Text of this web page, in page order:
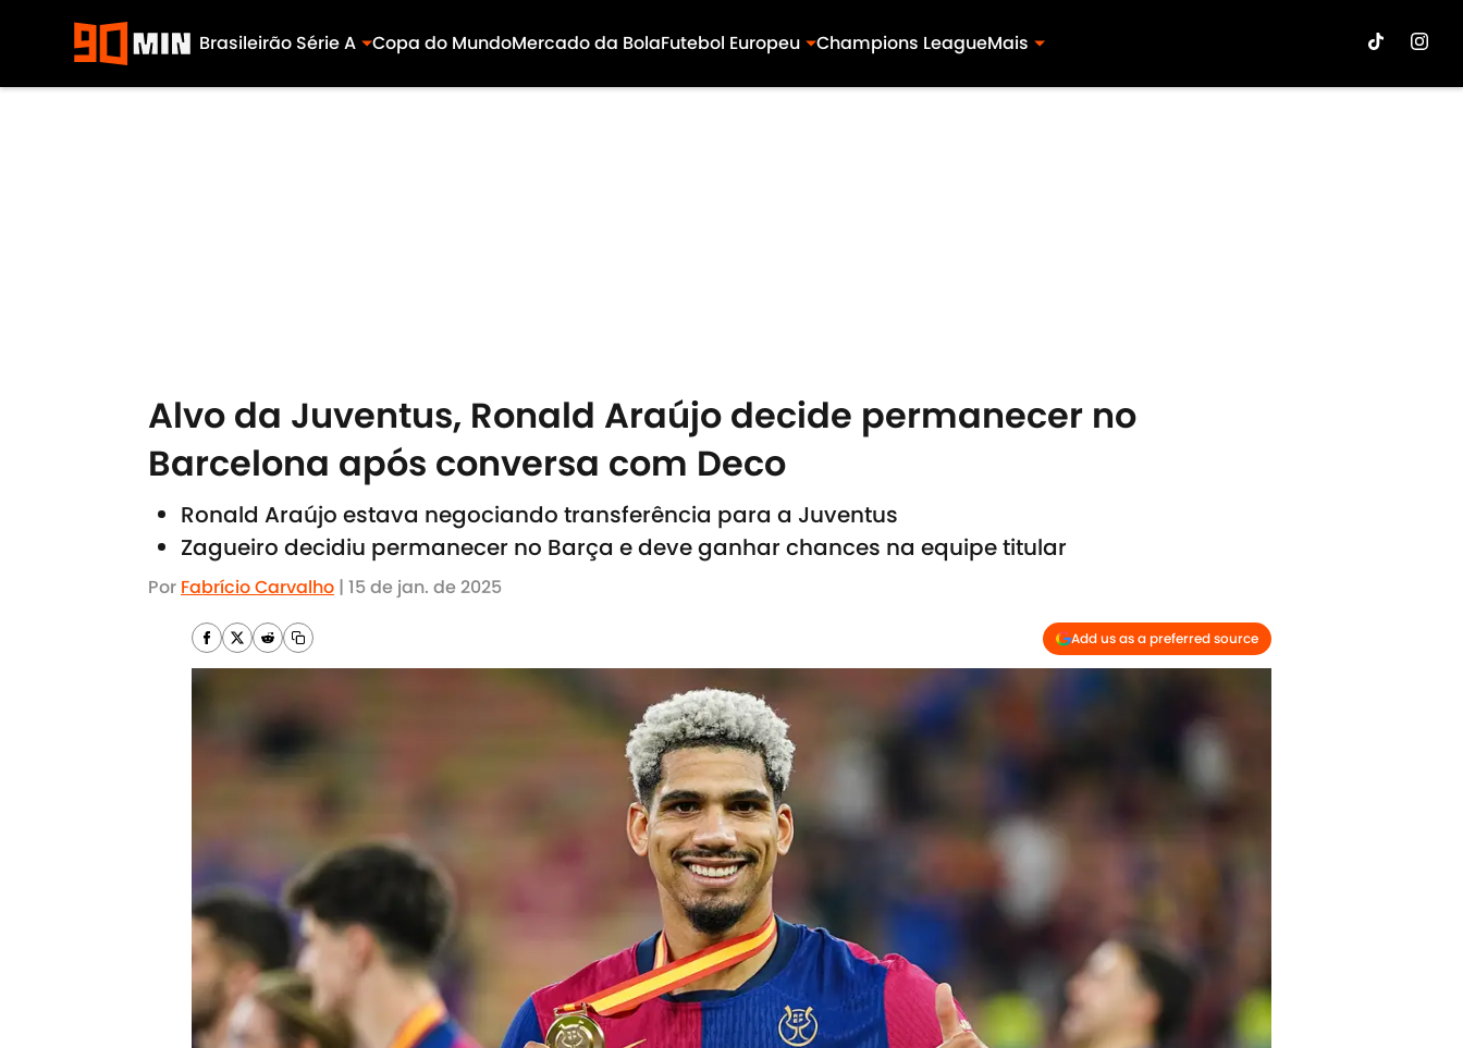
Brasileirão Série A Copa do MundoMercado da BolaFutebol Europeu Champions LeagueMais
Alvo da Juventus, Ronald Araújo decide permanecer no
Barcelona após conversa com Deco
Ronald Araújo estava negociando transferência para a Juventus
Zagueiro decidiu permanecer no Barça e deve ganhar chances na equipe titular
Por Fabrício Carvalho | 15 de jan. de 2025
Add us as a preferred source